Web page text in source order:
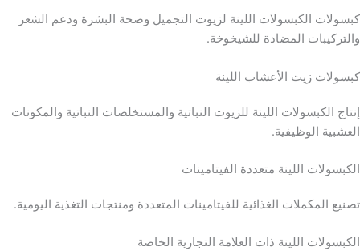
كبسولات الكبسولات اللينة لزيوت التجميل وصحة البشرة ودعم الشعر
والتركيبات المضادة للشيخوخة.
كبسولات زيت الأعشاب اللينة
إنتاج الكبسولات اللينة للزيوت النباتية والمستخلصات النباتية والمكونات
العشبية الوظيفية.
الكبسولات اللينة متعددة الفيتامينات
تصنيع المكملات الغذائية للفيتامينات المتعددة ومنتجات التغذية اليومية.
الكبسولات اللينة ذات العلامة التجارية الخاصة